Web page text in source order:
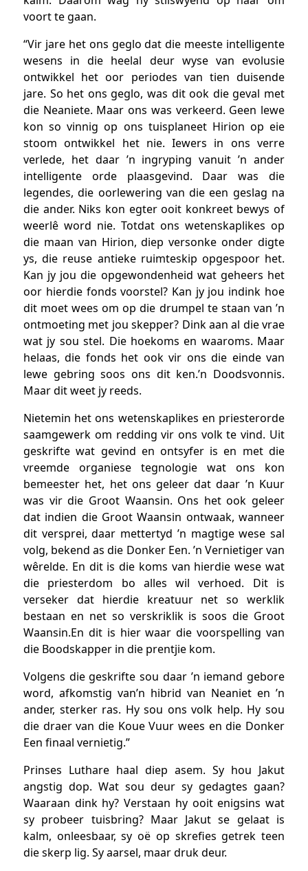
voort te gaan.
“Vir jare het ons geglo dat die meeste intelligente
wesens in die heelal deur wyse van evolusie
ontwikkel het oor periodes van tien duisende
jare. So het ons geglo, was dit ook die geval met
die Neaniete. Maar ons was verkeerd. Geen lewe
kon so vinnig op ons tuisplaneet Hirion op eie
stoom ontwikkel het nie. Iewers in ons verre
verlede, het daar ’n ingryping vanuit ’n ander
intelligente orde plaasgevind. Daar was die
legendes, die oorlewering van die een geslag na
die ander. Niks kon egter ooit konkreet bewys of
weerlê word nie. Totdat ons wetenskaplikes op
die maan van Hirion, diep versonke onder digte
ys, die reuse antieke ruimteskip opgespoor het.
Kan jy jou die opgewondenheid wat geheers het
oor hierdie fonds voorstel? Kan jy jou indink hoe
dit moet wees om op die drumpel te staan van ’n
ontmoeting met jou skepper? Dink aan al die vrae
wat jy sou stel. Die hoekoms en waaroms. Maar
helaas, die fonds het ook vir ons die einde van
lewe gebring soos ons dit ken.’n Doodsvonnis.
Maar dit weet jy reeds.
Nietemin het ons wetenskaplikes en priesterorde
saamgewerk om redding vir ons volk te vind. Uit
geskrifte wat gevind en ontsyfer is en met die
vreemde organiese tegnologie wat ons kon
bemeester het, het ons geleer dat daar ’n Kuur
was vir die Groot Waansin. Ons het ook geleer
dat indien die Groot Waansin ontwaak, wanneer
dit versprei, daar mettertyd ’n magtige wese sal
volg, bekend as die Donker Een. ’n Vernietiger van
wêrelde. En dit is die koms van hierdie wese wat
die priesterdom bo alles wil verhoed. Dit is
verseker dat hierdie kreatuur net so werklik
bestaan en net so verskriklik is soos die Groot
Waansin.En dit is hier waar die voorspelling van
die Boodskapper in die prentjie kom.
Volgens die geskrifte sou daar ’n iemand gebore
word, afkomstig van’n hibrid van Neaniet en ’n
ander, sterker ras. Hy sou ons volk help. Hy sou
die draer van die Koue Vuur wees en die Donker
Een finaal vernietig.”
Prinses Luthare haal diep asem. Sy hou Jakut
angstig dop. Wat sou deur sy gedagtes gaan?
Waaraan dink hy? Verstaan hy ooit enigsins wat
sy probeer tuisbring? Maar Jakut se gelaat is
kalm, onleesbaar, sy oë op skrefies getrek teen
die skerp lig. Sy aarsel, maar druk deur.